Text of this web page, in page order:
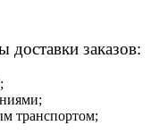
заказов:
транспортом;